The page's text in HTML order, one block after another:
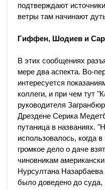
подтверждают
ветры там начинают
Гиффен, Шодиев и
В этих сообщениях
мере два аспекта. Во-
интересуется
коллеги, и при чем тут
руководителя
Дрездене Серика
путаница в названиях.
использовалось, когда
громкое дело о даче
чиновникам
Нурсултана
было доведено до